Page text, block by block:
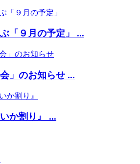
「９月の予定」 ...
」のお知らせ ...
か割り』 ...